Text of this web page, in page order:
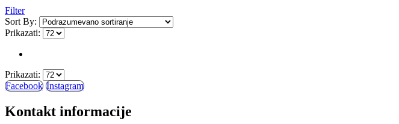
Filter
Sort By:
Prikazati:
Prikazati:
Facebook Instagram
Kontakt informacije